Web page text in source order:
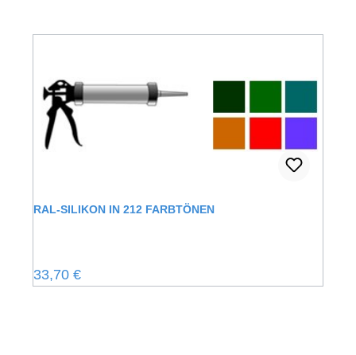
RAL-SILIKON IN 212 FARBTÖNEN
Regulärer Preis:
33,70 €